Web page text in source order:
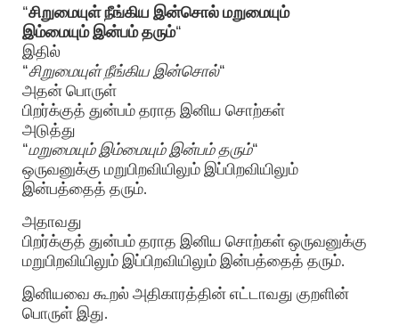
“சிறுமையுள் நீங்கிய இன்சொல் மறுமையும்
இம்மையும் இன்பம் தரும்“
இதில்
“சிறுமையுள் நீங்கிய இன்சொல்“
அதன் பொருள்
பிறர்க்குத் துன்பம் தராத இனிய சொற்கள்
அடுத்து
“மறுமையும் இம்மையும் இன்பம் தரும்“
ஒருவனுக்கு மறுபிறவியிலும் இப்பிறவியிலும்
இன்பத்தைத் தரும்.
அதாவது
பிறர்க்குத் துன்பம் தராத இனிய சொற்கள் ஒருவனுக்கு
மறுபிறவியிலும் இப்பிறவியிலும் இன்பத்தைத் தரும்.
இனியவை கூறல் அதிகாரத்தின் எட்டாவது குறளின்
பொருள் இது.